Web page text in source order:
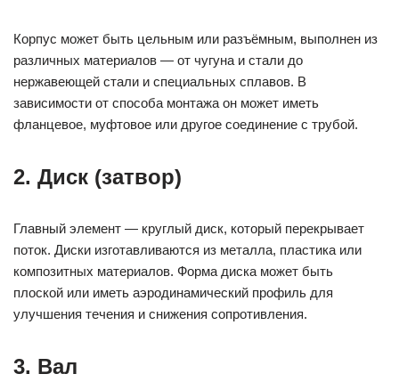
Корпус может быть цельным или разъёмным, выполнен из
различных материалов — от чугуна и стали до
нержавеющей стали и специальных сплавов. В
зависимости от способа монтажа он может иметь
фланцевое, муфтовое или другое соединение с трубой.
2. Диск (затвор)
Главный элемент — круглый диск, который перекрывает
поток. Диски изготавливаются из металла, пластика или
композитных материалов. Форма диска может быть
плоской или иметь аэродинамический профиль для
улучшения течения и снижения сопротивления.
3. Вал